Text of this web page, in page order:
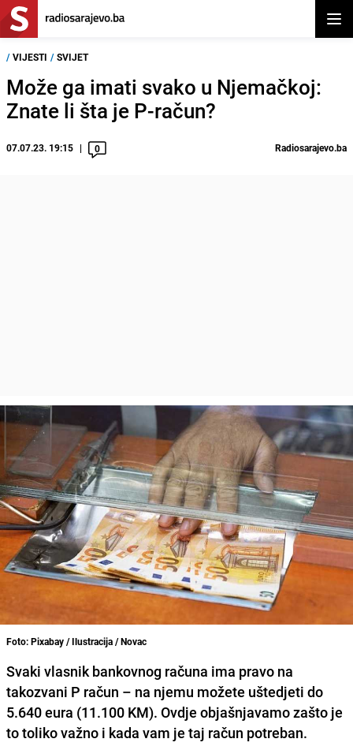
/ VIJESTI / SVIJET
Može ga imati svako u Njemačkoj:
Znate li šta je P-račun?
07.07.23. 19:15 0 Radiosarajevo.ba
Foto: Pixabay / Ilustracija / Novac
Svaki vlasnik bankovnog računa ima pravo na
takozvani P račun – na njemu možete uštedjeti do
5.640 eura (11.100 KM). Ovdje objašnjavamo zašto je
to toliko važno i kada vam je taj račun potreban.